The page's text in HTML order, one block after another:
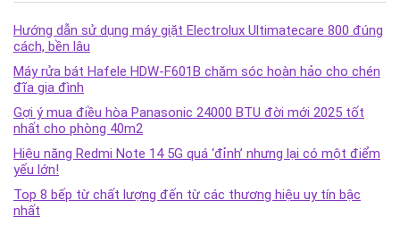
Hướng dẫn sử dụng máy giặt Electrolux Ultimatecare 800 đúng
cách, bền lâu
Máy rửa bát Hafele HDW-F601B chăm sóc hoàn hảo cho chén
đĩa gia đình
Gợi ý mua điều hòa Panasonic 24000 BTU đời mới 2025 tốt
nhất cho phòng 40m2
Hiệu năng Redmi Note 14 5G quá ‘đỉnh’ nhưng lại có một điểm
yếu lớn!
Top 8 bếp từ chất lượng đến từ các thương hiệu uy tín bậc
nhất